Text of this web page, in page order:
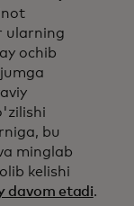
ularning
ochib
bu
minglab
kelishi
davom etadi.